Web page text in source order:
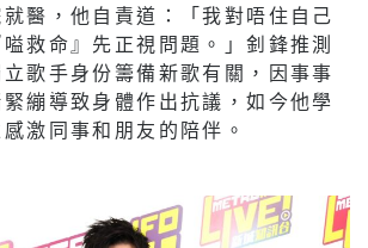
醫，他自責道：「我對唔住自己
救命』先正視問題。」釗鋒推測
歌手身份籌備新歌有關，因事事
繃導致身體作出抗議，如今他學
激同事和朋友的陪伴。